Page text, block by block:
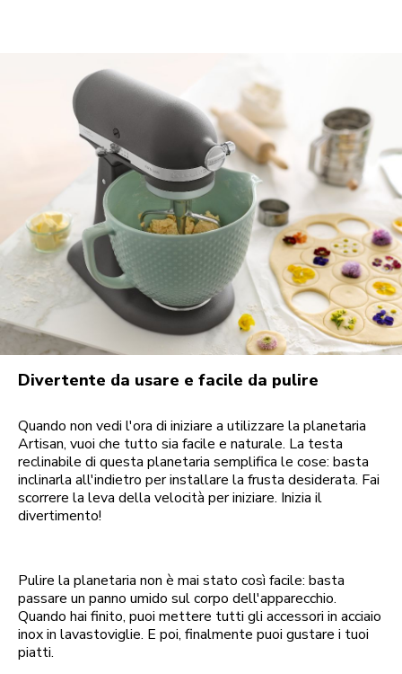
Divertente da usare e facile da pulire
Quando non vedi l'ora di iniziare a utilizzare la planetaria
Artisan, vuoi che tutto sia facile e naturale. La testa
reclinabile di questa planetaria semplifica le cose: basta
inclinarla all'indietro per installare la frusta desiderata. Fai
scorrere la leva della velocità per iniziare. Inizia il
divertimento!
Pulire la planetaria non è mai stato così facile: basta
passare un panno umido sul corpo dell'apparecchio.
Quando hai finito, puoi mettere tutti gli accessori in acciaio
inox in lavastoviglie. E poi, finalmente puoi gustare i tuoi
piatti.